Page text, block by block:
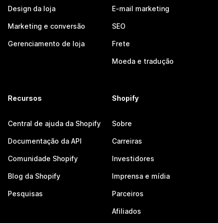
Design da loja
Marketing e conversão
Gerenciamento de loja
E-mail marketing
SEO
Frete
Moeda e tradução
Recursos
Central de ajuda da Shopify
Documentação da API
Comunidade Shopify
Blog da Shopify
Pesquisas
Shopify
Sobre
Carreiras
Investidores
Imprensa e mídia
Parceiros
Afiliados